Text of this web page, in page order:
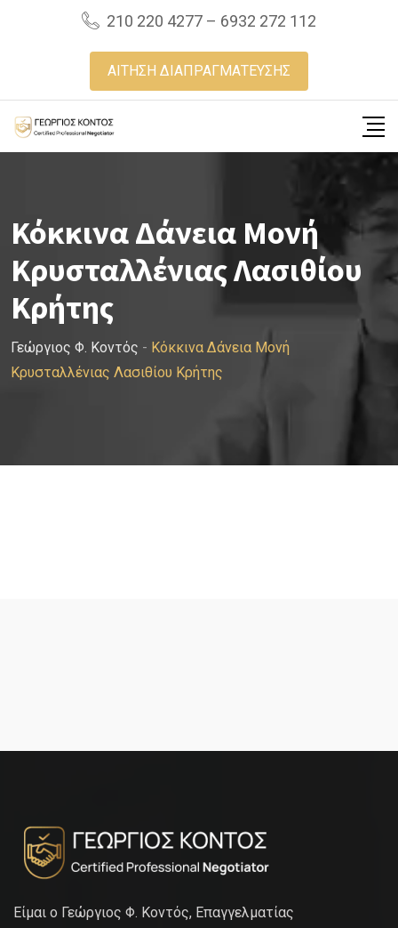
210 220 4277 – 6932 272 112
ΑΙΤΗΣΗ ΔΙΑΠΡΑΓΜΑΤΕΥΣΗΣ
Κόκκινα Δάνεια Μονή
Κρυσταλλένιας Λασιθίου
Κρήτης
Γεώργιος Φ. Κοντός - Κόκκινα Δάνεια Μονή
Κρυσταλλένιας Λασιθίου Κρήτης
Είμαι ο Γεώργιος Φ. Κοντός, Επαγγελματίας